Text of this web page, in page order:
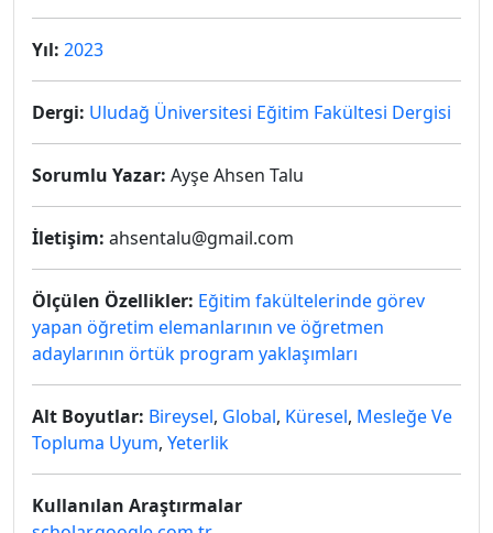
Yıl: 2023
Dergi: Uludağ Üniversitesi Eğitim Fakültesi Dergisi
Sorumlu Yazar: Ayşe Ahsen Talu
İletişim: ahsentalu@gmail.com
Ölçülen Özellikler: Eğitim fakültelerinde görev
yapan öğretim elemanlarının ve öğretmen
adaylarının örtük program yaklaşımları
Alt Boyutlar: Bireysel, Global, Küresel, Mesleğe Ve
Topluma Uyum, Yeterlik
Kullanılan Araştırmalar